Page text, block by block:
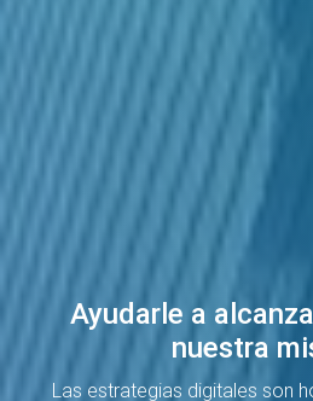
Ayudarle a
nuestra
Las estrategias digitales son